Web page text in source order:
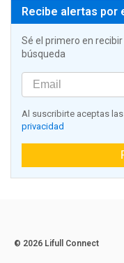
Recibe alertas por
Sé el primero en
búsqueda
Al suscribirte aceptas las
privacidad
© 2026 Lifull Connect